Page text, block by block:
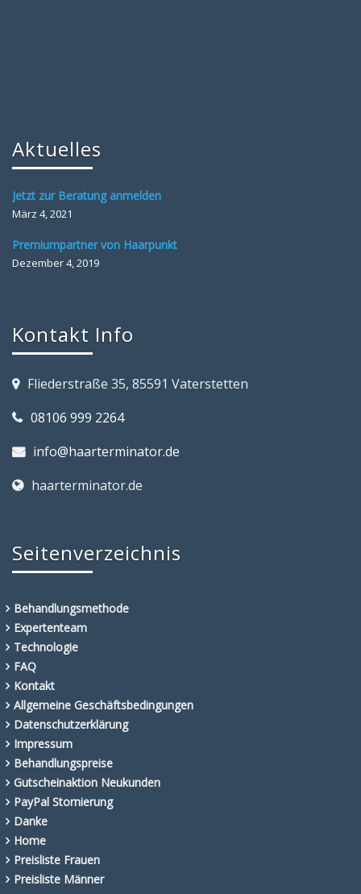
Aktuelles
Jetzt zur Beratung anmelden
März 4, 2021
Premiumpartner von Haarpunkt
Dezember 4, 2019
Kontakt Info
Fliederstraße 35, 85591 Vaterstetten
08106 999 2264
info@haarterminator.de
haarterminator.de
Seitenverzeichnis
Behandlungsmethode
Expertenteam
Technologie
FAQ
Kontakt
Allgemeine Geschäftsbedingungen
Datenschutzerklärung
Impressum
Behandlungspreise
Gutscheinaktion Neukunden
PayPal Stornierung
Danke
Home
Preisliste Frauen
Preisliste Männer